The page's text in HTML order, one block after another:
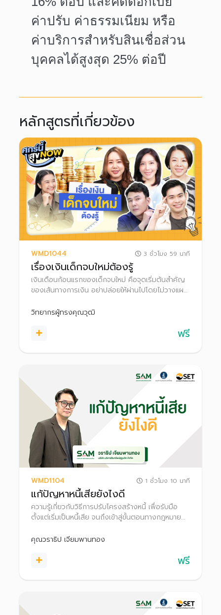
ค่าปรับ ค่าธรรมเนียม หรือ
ค่าบริการสำหรับสินเชื่อส่วน
บุคคลได้สูงสุด 25% ต่อปี
หลักสูตรที่เกี่ยวข้อง
WMD1044 3 ชั่วโมง 59 นาที
เรื่องเงินเด็กจบใหม่ต้องรู้
เงินเดือนก้อนแรกของเด็กจบใหม่ คือจุดเริ่มต้นสำคัญ
ของเส้นทางการเงิน อย่าปล่อยให้ผ่านไปโดยไม่วางแผน
ให้เงินเติบโต และยังรับความเสี่ยงได้สูง
วิทยากรผู้ทรงคุณวุฒิ
ฟรี
WMD1104 1 ชั่วโมง 10 นาที
แก้ปัญหาหนี้เสียยังไงดี
ความรู้เกี่ยวกับวิธีการปรับโครงสร้างหนี้ เพื่อรับมือ
ตั้งแต่เริ่มเป็นหนี้เสีย จนถึงเข้าสู่ขั้นตอนทางกฎหมาย
ปัญหารุนแรง เช่น ถูกฟ้อง ถูกบังคับคดี
คุณวราธิป เจียมพานทอง
ฟรี